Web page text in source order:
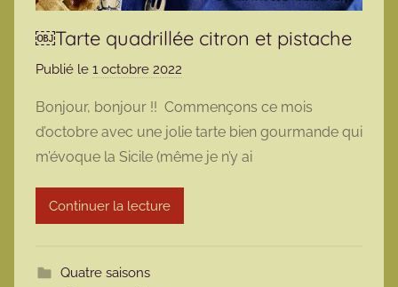
￼Tarte quadrillée citron et pistache
Publié le 1 octobre 2022
r
m
a
r
Bonjour, bonjour !! Commençons ce mois
d’octobre avec une jolie tarte bien gourmande qui
m’évoque la Sicile (même je n’y ai
Continuer la lecture
Quatre saisons